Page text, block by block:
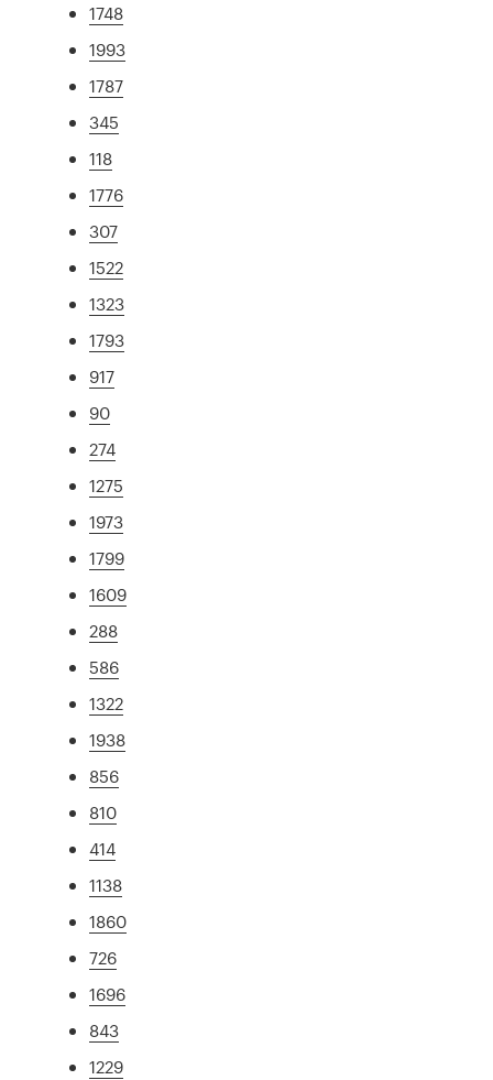
1748
1993
1787
345
118
1776
307
1522
1323
1793
917
90
274
1275
1973
1799
1609
288
586
1322
1938
856
810
414
1138
1860
726
1696
843
1229